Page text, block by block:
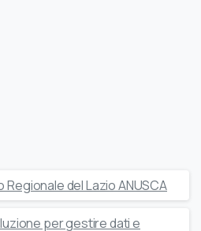
Regionale del Lazio ANUSCA
per gestire dati e